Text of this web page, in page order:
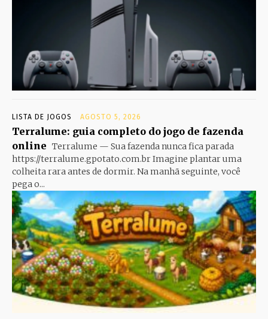
LISTA DE JOGOS AGOSTO 5, 2026
Terralume: guia completo do jogo de fazenda
online Terralume — Sua fazenda nunca fica parada
https://terralume.gpotato.com.br Imagine plantar uma
colheita rara antes de dormir. Na manhã seguinte, você
pega o...